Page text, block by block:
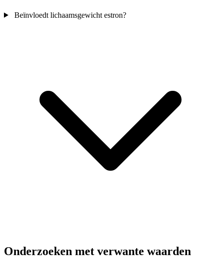
Beïnvloedt lichaamsgewicht estron?
Onderzoeken met verwante waarden